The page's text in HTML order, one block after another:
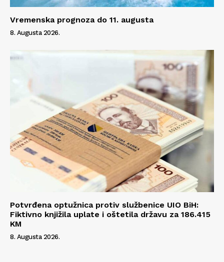
Vremenska prognoza do 11. augusta
8. Augusta 2026.
Potvrđena optužnica protiv službenice UIO BiH:
Fiktivno knjižila uplate i oštetila državu za 186.415
KM
8. Augusta 2026.